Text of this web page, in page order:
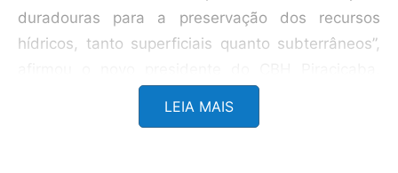
duradouras para a preservação dos recursos
hídricos, tanto superficiais quanto subterrâneos”,
LEIA MAIS